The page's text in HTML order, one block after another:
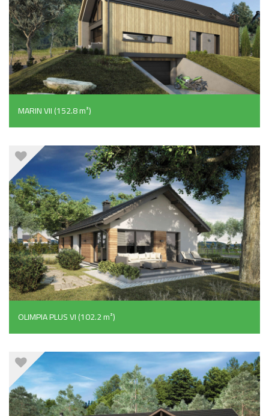
MARIN VII (152.8 m²)
OLIMPIA PLUS VI (102.2 m²)